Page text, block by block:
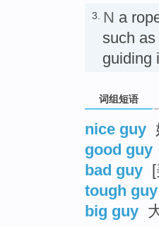
3. N a
such
guiding
词组短语
nice guy
good guy
bad guy
tough guy
big guy